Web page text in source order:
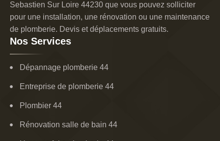
Sebastien Sur Loire 44230 que vous pouvez solliciter
pour une installation, une rénovation ou une maintenance
de plomberie. Devis et déplacements gratuits.
Nos Services
Dépannage plomberie 44
Entreprise de plomberie 44
Plombier 44
Rénovation salle de bain 44